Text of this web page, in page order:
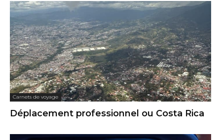
Carnets de voyage
Déplacement professionnel ou Costa Rica